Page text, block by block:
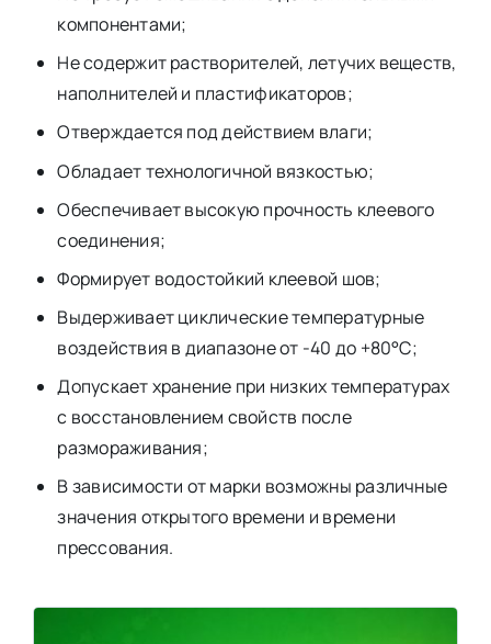
компонентами;
Не содержит растворителей, летучих веществ,
наполнителей и пластификаторов;
Отверждается под действием влаги;
Обладает технологичной вязкостью;
Обеспечивает высокую прочность клеевого
соединения;
Формирует водостойкий клеевой шов;
Выдерживает циклические температурные
воздействия в диапазоне от -40 до +80°С;
Допускает хранение при низких температурах
с восстановлением свойств после
размораживания;
В зависимости от марки возможны различные
значения открытого времени и времени
прессования.